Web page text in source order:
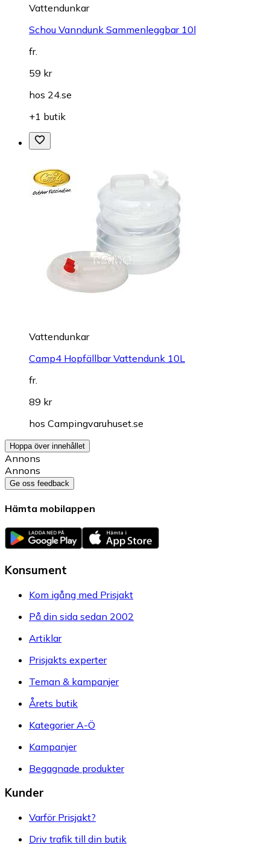
Vattendunkar
Schou Vanndunk Sammenleggbar 10l
fr.
59 kr
hos 24.se
+1 butik
Vattendunkar
Camp4 Hopfällbar Vattendunk 10L
fr.
89 kr
hos Campingvaruhuset.se
Hoppa över innehållet
Annons
Annons
Ge oss feedback
Hämta mobilappen
Konsument
Kom igång med Prisjakt
På din sida sedan 2002
Artiklar
Prisjakts experter
Teman & kampanjer
Årets butik
Kategorier A-Ö
Kampanjer
Begagnade produkter
Kunder
Varför Prisjakt?
Driv trafik till din butik